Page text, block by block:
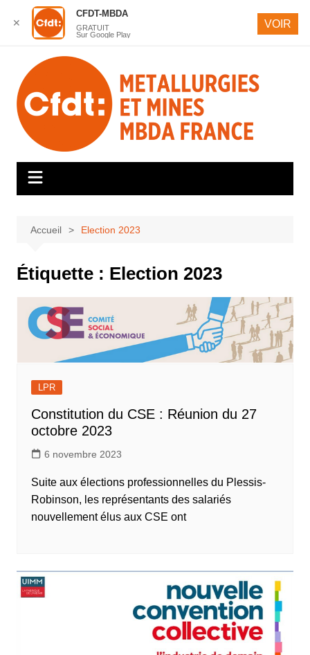
contenu
Accueil Election 2023
Étiquette : Election 2023
LPR
Constitution du CSE : Réunion du 27
octobre 2023
6 novembre 2023
Suite aux élections professionnelles du Plessis-
Robinson, les représentants des salariés
nouvellement élus aux CSE ont
✕
CFDT-MBDA
GRATUIT
Sur Google Play
VOIR